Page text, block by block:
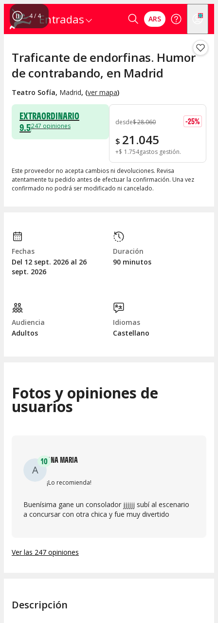
Entradas ARS
4/ 4
Traficante de endorfinas. Humor
de contrabando, en Madrid
Teatro Sofía, Madrid, (ver mapa)
EXTRAORDINARIO
9.5247 opiniones desde$28.060 -25%
$ 21.045
+$ 1.754gastos gestión
Este proveedor no acepta cambios ni devoluciones. Revisa
atentamente tu pedido antes de efectuar la confirmación. Una vez
confirmado no podrá ser modificado ni cancelado.
Fechas
Del 12 sept. 2026 al 26
sept. 2026
Duración
90 minutos
Audiencia
Adultos
Idiomas
Castellano
Fotos y opiniones de
usuarios
A
10ANA MARIA
¡Lo recomienda!
Buenísima gane un consolador jjjjjj subí al escenario
a concursar con otra chica y fue muy divertido
Ver las 247 opiniones
Descripción